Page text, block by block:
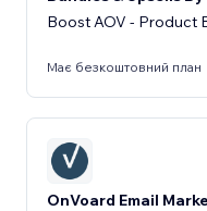
Boost AOV - Product
Має безкоштовний план
OnVoard Email